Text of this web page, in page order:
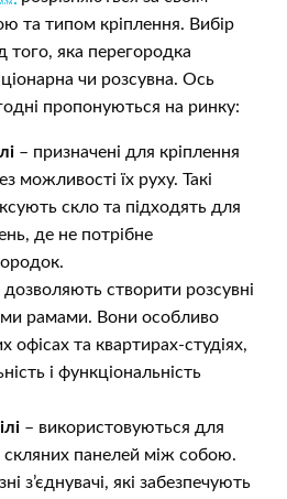
та типом кріплення. Вибір
того, яка перегородка
чи розсувна. Ось
пропонуються на ринку:
– призначені для кріплення
можливості їх руху. Такі
скло та підходять для
де не потрібне
дозволяють створити розсувні
рамами. Вони особливо
офісах та квартирах-студіях,
і функціональність
– використовуються для
скляних панелей між собою.
з’єднувачі, які забезпечують